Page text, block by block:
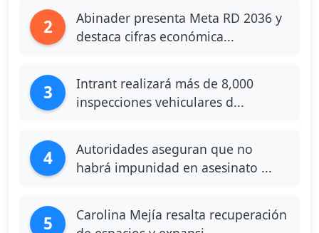
2
Abinader presenta Meta RD 2036 y
destaca cifras económica...
3
Intrant realizará más de 8,000
inspecciones vehiculares d...
4
Autoridades aseguran que no
habrá impunidad en asesinato ...
5
Carolina Mejía resalta recuperación